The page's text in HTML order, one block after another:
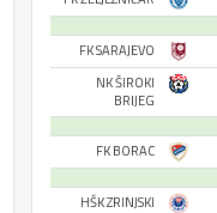
FK SARAJEVO
NK ŠIROKI
BRIJEG
FK BORAC
HŠK ZRINJSKI